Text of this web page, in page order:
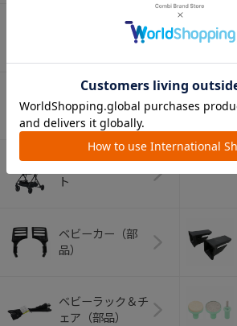
（お口のケア）
（ヘルメット）
ショッピングカー
ト
ベビーカー（部
品）
ベビーラック＆チ
ェア（部品）